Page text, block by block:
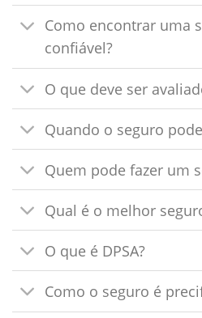
Como encontrar uma
confiável?
O que deve ser
Quando o seguro
Quem pode fazer um
Qual é o melhor
O que é DPSA?
Como o seguro é